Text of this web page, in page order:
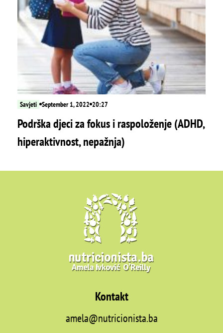
Savjeti September 1, 2022 20:27
Podrška djeci za fokus i raspoloženje (ADHD,
hiperaktivnost, nepažnja)
Kontakt
amela@nutricionista.ba